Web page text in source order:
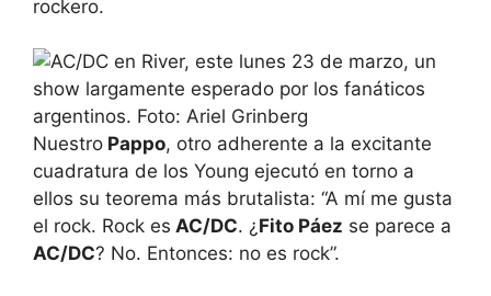
rockero.
Nuestro Pappo, otro adherente a la excitante
cuadratura de los Young ejecutó en torno a
ellos su teorema más brutalista: “A mí me gusta
el rock. Rock es AC/DC. ¿ Fito Páez se parece a
AC/DC? No. Entonces: no es rock”.